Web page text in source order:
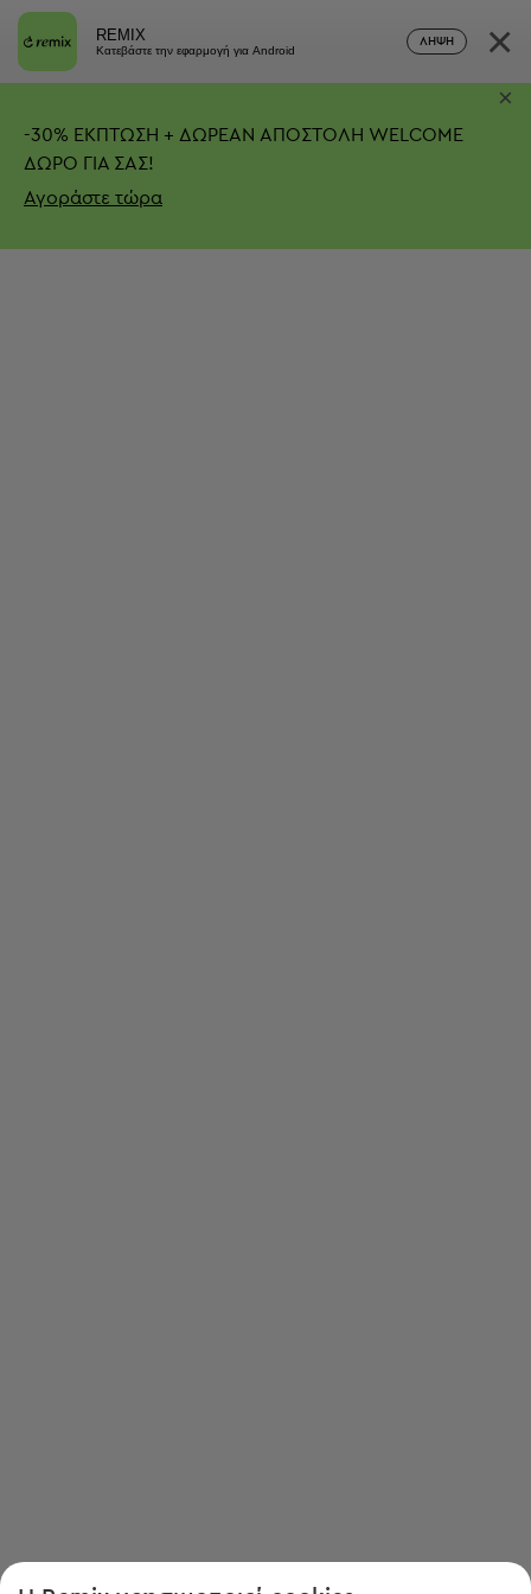
REMIX
Κατεβάστε την εφαρμογή για Android
ΛΉΨΗ ×
-30% ΕΚΠΤΩΣΗ + ΔΩΡΕΑΝ ΑΠΟΣΤΟΛΗ WELCOME
ΔΩΡΟ ΓΙΑ ΣΑΣ!
Αγοράστε τώρα
×